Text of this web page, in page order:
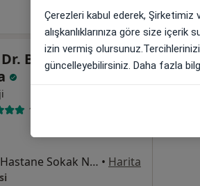
Burak Yavuz
14 görüş
Altınyaprak Mahallesi Hastane Sokak No: 27, Bafra • Harita
9
Çerezleri kabul ederek, Şirketimiz
alışkanlıklarınıza göre size
izin vermiş
güncelleyebilirsiniz. Daha fazla